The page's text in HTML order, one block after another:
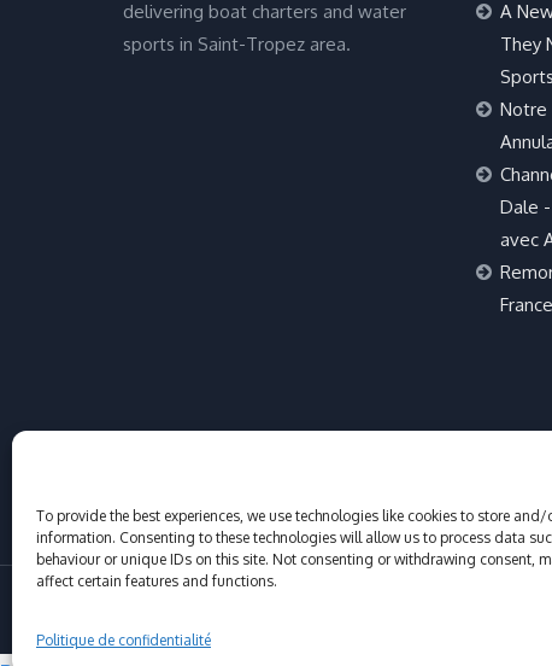
To provide the best experiences, we use technologies like cookies to store and/
information. Consenting to these technologies will allow us to process data
behaviour or unique IDs on this site. Not consenting or withdrawing consent,
affect certain features and functions.
Politique de confidentialité
delivering boat charters and water
sports in Saint-Tropez area.
A
They
Notre
Dale
avec
France
© Adventure Sports St Tropez 2017-2026